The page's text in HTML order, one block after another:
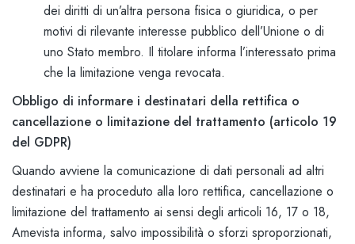
dei diritti di un’altra persona fisica o giuridica, o per
motivi di rilevante interesse pubblico dell’Unione o di
uno Stato membro. Il titolare informa l’interessato prima
che la limitazione venga revocata.
Obbligo di informare i destinatari della rettifica o
cancellazione o limitazione del trattamento (articolo 19
del GDPR)
Quando avviene la comunicazione di dati personali ad altri
destinatari e ha proceduto alla loro rettifica, cancellazione o
limitazione del trattamento ai sensi degli articoli 16, 17 o 18,
Amevista informa, salvo impossibilità o sforzi sproporzionati,